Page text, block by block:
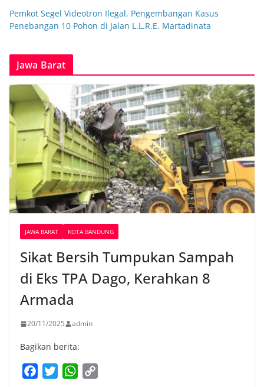
Pemkot Segel Videotron Ilegal, Pengembangan Kasus
Penebangan 10 Pohon di Jalan L.L.R.E. Martadinata
Jawa Barat
JAWA BARAT KOTA BANDUNG
Sikat Bersih Tumpukan Sampah
di Eks TPA Dago, Kerahkan 8
Armada
20/11/2025 admin
Bagikan berita:
W